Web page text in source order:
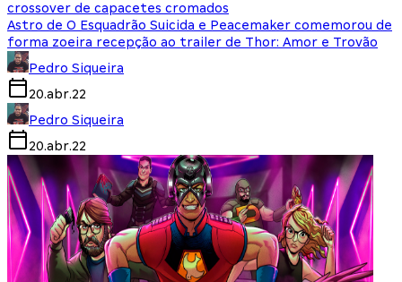
crossover de capacetes cromados
Astro de O Esquadrão Suicida e Peacemaker comemorou de
forma zoeira recepção ao trailer de Thor: Amor e Trovão
Pedro Siqueira
20.abr.22
Pedro Siqueira
20.abr.22